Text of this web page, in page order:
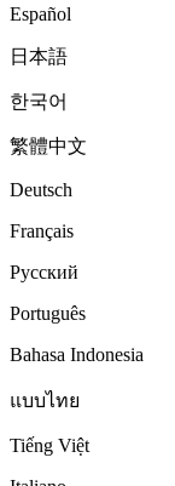
Español
日本語
한국어
繁體中文
Deutsch
Français
Русский
Português
Bahasa Indonesia
แบบไทย
Tiếng Việt